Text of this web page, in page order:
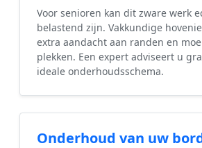
Voor senioren kan dit zware werk
belastend zijn. Vakkundige
extra aandacht aan randen en
plekken. Een expert adviseert u
ideale onderhoudsschema.
Onderhoud van uw